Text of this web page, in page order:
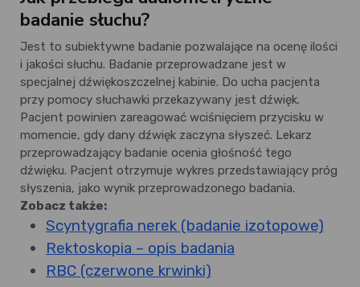
badanie słuchu?
Jest to subiektywne badanie pozwalające na ocenę ilości
i jakości słuchu. Badanie przeprowadzane jest w
specjalnej dźwiękoszczelnej kabinie. Do ucha pacjenta
przy pomocy słuchawki przekazywany jest dźwięk.
Pacjent powinien zareagować wciśnięciem przycisku w
momencie, gdy dany dźwięk zaczyna słyszeć. Lekarz
przeprowadzający badanie ocenia głośność tego
dźwięku. Pacjent otrzymuje wykres przedstawiający próg
słyszenia, jako wynik przeprowadzonego badania.
Zobacz także:
Scyntygrafia nerek (badanie izotopowe)
Rektoskopia – opis badania
RBC (czerwone krwinki)